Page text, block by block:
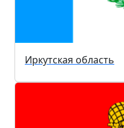
Иркутская область